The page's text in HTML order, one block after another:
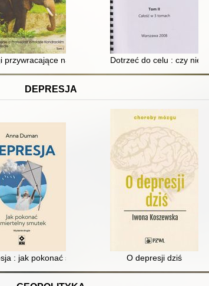
i jego świecie. T. 4
przywracające nadzieję : wspomnienie o profesorze
Dotrzeć do celu : czy
DEPRESJA
: jak pokonać śmiertelny smutekO depresji dziś